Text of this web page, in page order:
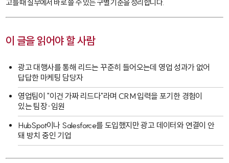
고를 때 실무에서 바로 쓸 수 있는 구별 기준을 정리합니다.
이 글을 읽어야 할 사람
광고 대행사를 통해 리드는 꾸준히 들어오는데 영업 성과가 없어
답답한 마케팅 담당자
영업팀이 "이건 가짜 리드다"라며 CRM 입력을 포기한 경험이
있는 팀장·임원
HubSpot이나 Salesforce를 도입했지만 광고 데이터와 연결이 안
돼 방치 중인 기업